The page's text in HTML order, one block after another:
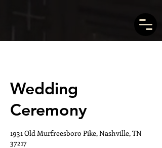
Wedding
Ceremony
1931 Old Murfreesboro Pike, Nashville, TN
37217